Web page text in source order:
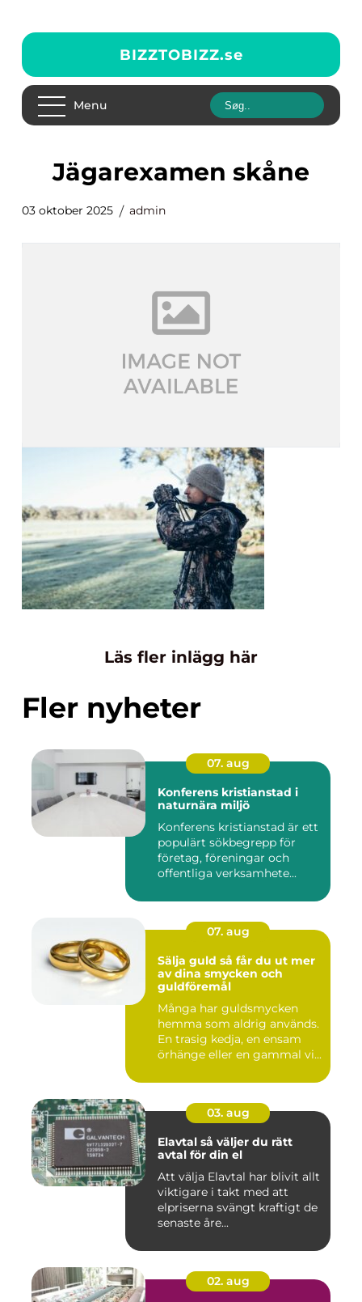
BIZZTOBIZZ.se
Menu
jägarexamen skåne
03 oktober 2025 admin
Läs fler inlägg här
Fler nyheter
07. aug
Konferens kristianstad i
naturnära miljö
Konferens kristianstad är ett
populärt sökbegrepp för
företag, föreningar och
offentliga verksamhete...
07. aug
Sälja guld så får du ut mer
av dina smycken och
guldföremål
Många har guldsmycken
hemma som aldrig används.
En trasig kedja, en ensam
örhänge eller en gammal vi...
03. aug
Elavtal så väljer du rätt
avtal för din el
Att välja Elavtal har blivit allt
viktigare i takt med att
elpriserna svängt kraftigt de
senaste åre...
02. aug